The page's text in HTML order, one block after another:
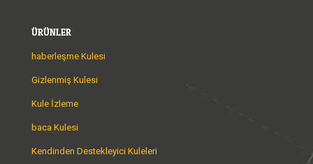
ÜRÜNLER
haberleşme Kulesi
Gizlenmiş Kulesi
Kule İzleme
baca Kulesi
Kendinden Destekleyici Kuleleri